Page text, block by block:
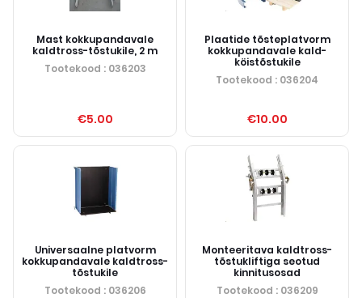
Mast kokkupandavale
kaldtross-tõstukile, 2 m
Tootekood : 036203
€5.00
Plaatide tõsteplatvorm
kokkupandavale kald-
köistõstukile
Tootekood : 036204
€10.00
Universaalne platvorm
kokkupandavale kaldtross-
tõstukile
Tootekood : 036206
Monteeritava kaldtross-
tõstukliftiga seotud
kinnitusosad
Tootekood : 036209